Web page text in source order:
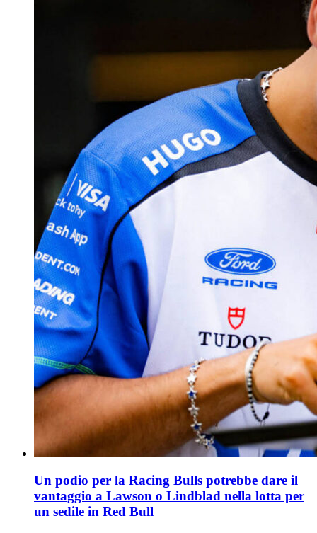
Un podio per la Racing Bulls potrebbe dare il
vantaggio a Lawson o Lindblad nella lotta per
un sedile in Red Bull